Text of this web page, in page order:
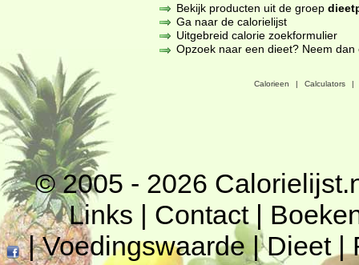
Bekijk producten uit de groep
Ga naar de calorielijst
Uitgebreid calorie zoekformulier
Opzoek naar een dieet? Neem
Calorieen | Calculators |
© 2005 - 2026
Links | Contact|
|Voedingswaarde|Dieet|